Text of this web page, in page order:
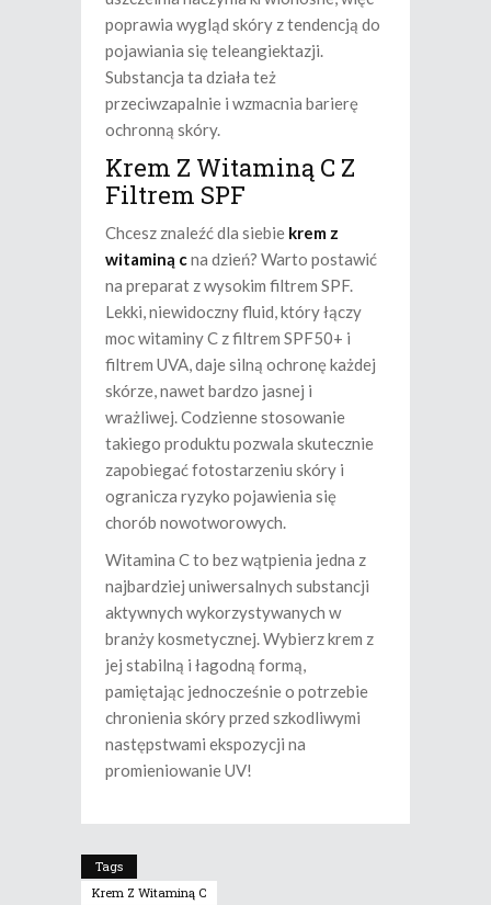
poprawia wygląd skóry z tendencją do
pojawiania się teleangiektazji.
Substancja ta działa też
przeciwzapalnie i wzmacnia barierę
ochronną skóry.
Krem Z Witaminą C Z
Filtrem SPF
Chcesz znaleźć dla siebie krem z
witaminą cna dzień? Warto postawić
na preparat z wysokim filtrem SPF.
Lekki, niewidoczny fluid, który łączy
moc witaminy C z filtrem SPF50+ i
filtrem UVA, daje silną ochronę każdej
skórze, nawet bardzo jasnej i
wrażliwej. Codzienne stosowanie
takiego produktu pozwala skutecznie
zapobiegać fotostarzeniu skóry i
ogranicza ryzyko pojawienia się
chorób nowotworowych.
Witamina C to bez wątpienia jedna z
najbardziej uniwersalnych substancji
aktywnych wykorzystywanych w
branży kosmetycznej. Wybierz krem z
jej stabilną i łagodną formą,
pamiętając jednocześnie o potrzebie
chronienia skóry przed szkodliwymi
następstwami ekspozycji na
promieniowanie UV!
Tags
Krem Z Witaminą C